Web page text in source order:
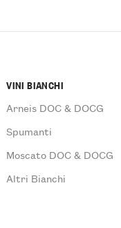
VINI BIANCHI
Arneis DOC & DOCG
Spumanti
Moscato DOC & DOCG
Altri Bianchi